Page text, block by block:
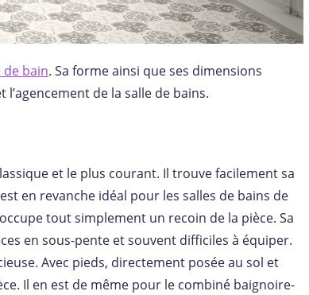
de bain. Sa forme ainsi que ses dimensions
de la salle de bains.
et le plus courant. Il trouve facilement sa
en revanche idéal pour les salles de bains de
tout simplement un recoin de la pièce. Sa
en sous-pente et souvent difficiles à équiper.
Avec pieds, directement posée au sol et
Il en est de même pour le combiné baignoire-